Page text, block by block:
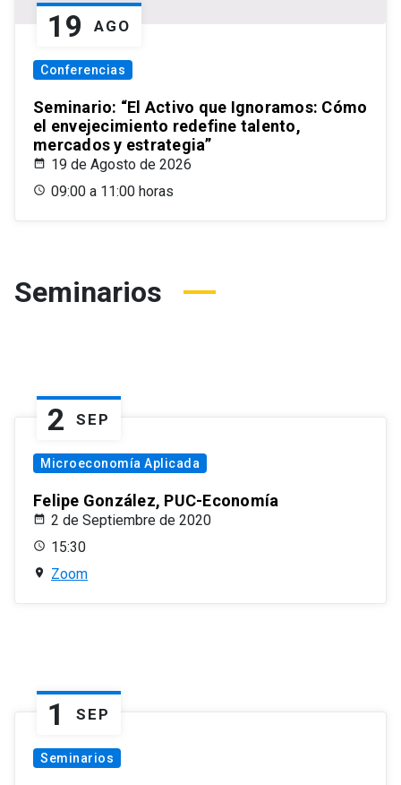
19 AGO
Conferencias
Seminario: “El Activo que Ignoramos: Cómo
el envejecimiento redefine talento,
mercados y estrategia”
19 de Agosto de 2026
09:00 a 11:00 horas
Seminarios
2 SEP
Microeconomía Aplicada
Felipe González, PUC-Economía
2 de Septiembre de 2020
15:30
Zoom
1 SEP
Seminarios